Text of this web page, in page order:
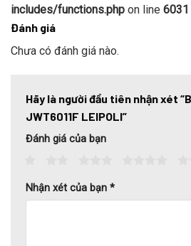
includes/functions.php on line 6031
Đánh giá
Chưa có đánh giá nào.
Hãy là người đầu tiên nhận xét
JWT6011F LEIPOLI”
Đánh giá của bạn
Nhận xét của bạn *